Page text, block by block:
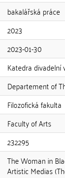
bakalářská práce
2023
2023-01-30
Katedra divadelní
Departement of
Filozofická fakulta
Faculty of Arts
232295
The Woman in
Artistic Medias